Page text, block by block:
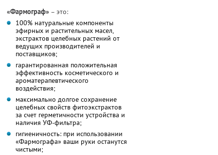
«Фармограф» – это:
100% натуральные компоненты
эфирных и растительных масел,
экстрактов целебных растений от
ведущих производителей и
поставщиков;
гарантированная положительная
эффективность косметического и
ароматерапевтического
воздействия;
максимально долгое сохранение
целебных свойств фитоэкстрактов
за счет герметичности устройства и
наличия УФ-фильтра;
гигиеничность: при использовании
«Фармографа» ваши руки останутся
чистыми;